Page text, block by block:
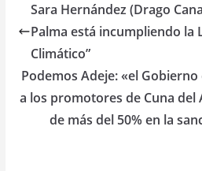
Sara Hernández (Drago
Palma está incumpliendo la
Climático”
Podemos Adeje: «el
a los promotores de Cuna del
de más del 50% en la